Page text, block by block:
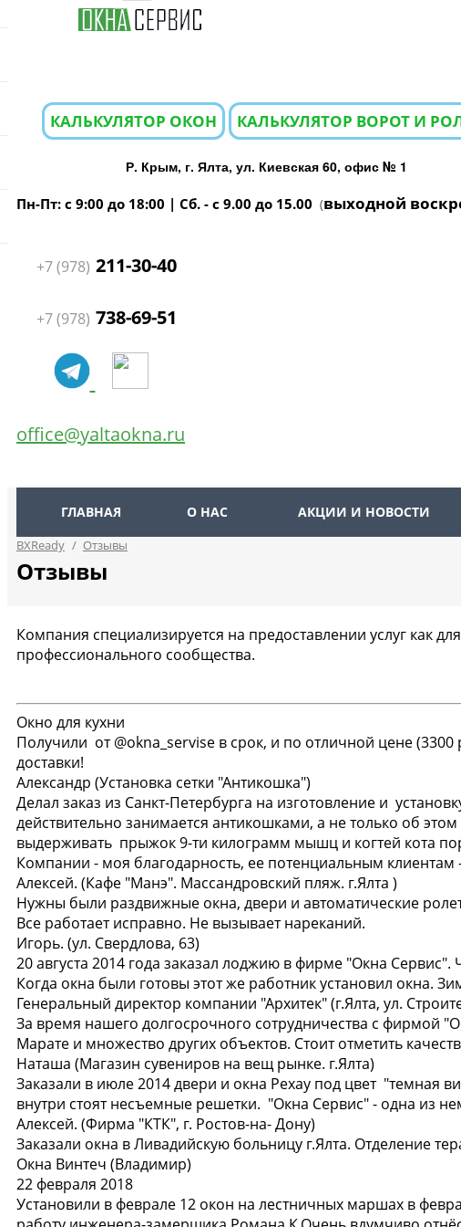
КАЛЬКУЛЯТОР ОКОН КАЛЬКУЛЯТОР ВОРОТ И
Р. Крым, г. Ялта, ул. Киевская 60, офис № 1
Пн-Пт: с 9:00 до 18:00 | Сб. - с 9.00 до 15.00 (выходной
+7 (978) 211-30-40
+7 (978) 738-69-51
office@yaltaokna.ru
ГЛАВНАЯ О НАС АКЦИИ И НОВОСТИ
BXReady / Отзывы
Отзывы
Компания специализируется на предоставлении услуг как
профессионального сообщества.
Окно для кухни
Получили от @okna_servise в срок, и по отличной цене
доставки!
Александр (Установка сетки "Антикошка")
Делал заказ из Санкт-Петербурга на изготовление и
действительно занимается антикошками, а не только об
выдерживать прыжок 9-ти килограмм мышц и когтей кота
Компании - моя благодарность, ее потенциальным
Алексей. (Кафе "Манэ". Массандровский пляж. г.Ялта )
Нужны были раздвижные окна, двери и автоматические
Все работает исправно. Не вызывает нареканий.
Игорь. (ул. Свердлова, 63)
20 августа 2014 года заказал лоджию в фирме "Окна
Когда окна были готовы этот же работник установил окна.
Генеральный директор компании "Архитек"(г.Ялта, ул.
За время нашего долгосрочного сотрудничества с фирмой
Марате и множество других объектов. Стоит отметить
Наташа (Магазин сувениров на вещ рынке. г.Ялта)
Заказали в июле 2014 двери и окна Рехау под цвет "темная
внутри стоят несъемные решетки. "Окна Сервис" - одна из
Алексей. (Фирма "КТК", г. Ростов-на- Дону)
Заказали окна в Ливадийскую больницу г.Ялта. Отделение
Окна Винтеч (Владимир)
22 февраля 2018
Установили в феврале 12 окон на лестничных маршах в